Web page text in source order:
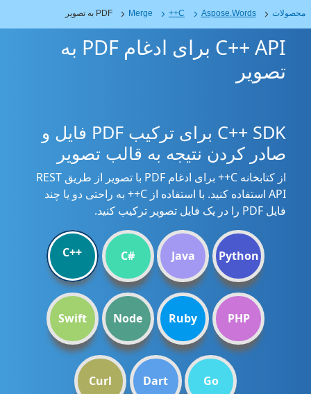
محصولات Aspose.Words
C++
Merge PDF به تصویر
C++ API برای ادغام PDF به
تصویر
C++ SDK برای ترکیب PDF فایل و
صادر کردن نتیجه به قالب تصویر
از کتابخانه C++ برای ادغام PDF با تصویر از طریق REST
API استفاده کنید. با استفاده از C++ به راحتی دو یا چند
فایل PDF را در یک فایل تصویر ترکیب کنید.
Python
Java
C#
C++
PHP
Ruby
Node
Swift
Go
Dart
Curl